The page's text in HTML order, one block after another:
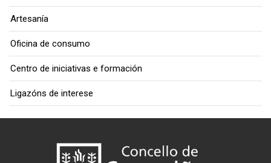
Artesanía
Oficina de consumo
Centro de iniciativas e formación
Ligazóns de interese